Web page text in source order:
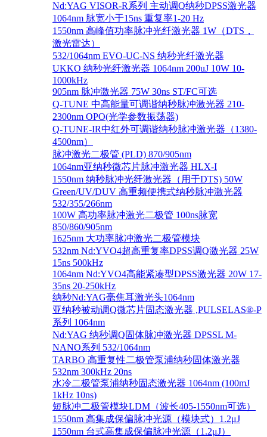
Nd:YAG VISOR-R系列 主动调Q纳秒DPSS激光器
1064nm 脉宽小于15ns 重复率1-20 Hz
1550nm 高峰值功率脉冲光纤激光器 1W（DTS，
激光雷达）
532/1064nm EVO-UC-NS 纳秒光纤激光器
UKKO 纳秒光纤激光器 1064nm 200uJ 10W 10-
1000kHz
905nm 脉冲激光器 75W 30ns ST/FC可选
Q-TUNE 中高能量可调谐纳秒脉冲激光器 210-
2300nm OPO(光学参数振荡器)
Q-TUNE-IR中红外可调谐纳秒脉冲激光器（1380-
4500nm）
脉冲激光二极管 (PLD) 870/905nm
1064nm亚纳秒微芯片脉冲激光器 HLX-I
1550nm 纳秒脉冲光纤激光器（用于DTS) 50W
Green/UV/DUV 高重频便携式纳秒脉冲激光器
532/355/266nm
100W 高功率脉冲激光二极管 100ns脉宽
850/860/905nm
1625nm 大功率脉冲激光二极管模块
532nm Nd:YVO4超高重复率DPSS调Q激光器 25W
15ns 500kHz
1064nm Nd:YVO4高能紧凑型DPSS激光器 20W 17-
35ns 20-250kHz
纳秒Nd:YAG毫焦耳激光头1064nm
亚纳秒被动调Q微芯片固态激光器 ,PULSELAS®-P
系列 1064nm
Nd:YAG 纳秒调Q固体脉冲激光器 DPSSL M-
NANO系列 532/1064nm
TARBO 高重复性二极管泵浦纳秒固体激光器
532nm 300kHz 20ns
水冷二极管泵浦纳秒固态激光器 1064nm (100mJ
1kHz 10ns)
短脉冲二极管模块LDM（波长405-1550nm可选）
1550nm 高集成保偏脉冲光源（模块式）1.2μJ
1550nm 台式高集成保偏脉冲光源（1.2μJ）